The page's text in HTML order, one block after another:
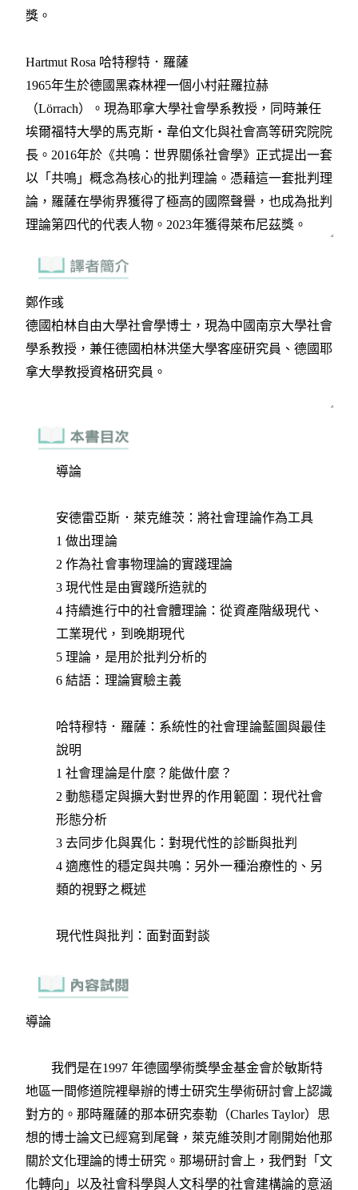
導論
安德雷亞斯．萊克維茨：將社會理論作為工具
1 做出理論
2 作為社會事物理論的實踐理論
3 現代性是由實踐所造就的
4 持續進行中的社會體理論：從資產階級現代、
工業現代，到晚期現代
5 理論，是用於批判分析的
6 結語：理論實驗主義
哈特穆特．羅薩：系統性的社會理論藍圖與最佳
說明
1 社會理論是什麼？能做什麼？
2 動態穩定與擴大對世界的作用範圍：現代社會
形態分析
3 去同步化與異化：對現代性的診斷與批判
4 適應性的穩定與共鳴：另外一種治療性的、另
類的視野之概述
現代性與批判：面對面對談